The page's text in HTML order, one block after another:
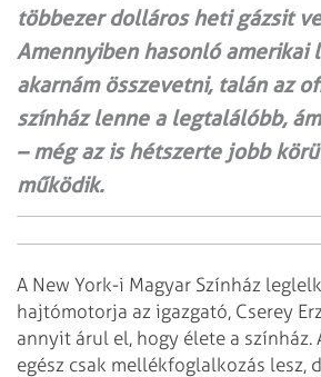
többezer dolláros heti gázsit
Amennyiben hasonló amerikai
akarnám összevetni, talán az
színház lenne a legtalálóbb,
– még az is hétszerte jobb
működik.
A New York-i Magyar Színház
hajtómotorja az igazgató, Cserey
annyit árul el, hogy élete a színház.
egész csak mellékfoglalkozás lesz,